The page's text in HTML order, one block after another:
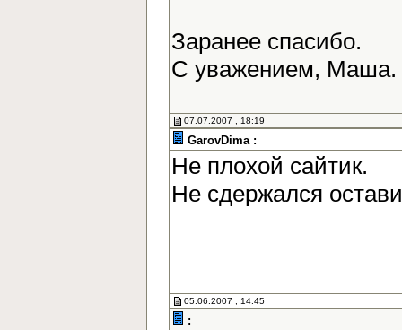
Заранее спасибо.
С уважением, Маша.
07.07.2007 , 18:19
GarovDima :
Не плохой сайтик.
Не сдержался
05.06.2007 , 14:45
: